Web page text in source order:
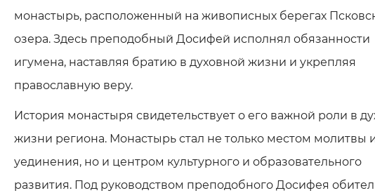
монастырь, расположенный на живописных берегах
озера. Здесь преподобный Досифей исполнял обязанности
игумена, наставляя братию в духовной жизни и укрепляя
православную веру.
История монастыря свидетельствует о его важной роли в
жизни региона. Монастырь стал не только местом молитвы
уединения, но и центром культурного и образовательного
развития. Под руководством преподобного Досифея